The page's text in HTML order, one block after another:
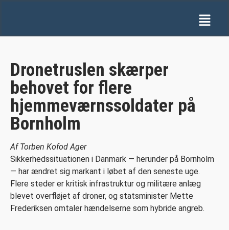
Dronetruslen skærper
behovet for flere
hjemmeværnssoldater på
Bornholm
Af Torben Kofod Ager
Sikkerhedssituationen i Danmark — herunder på Bornholm
— har ændret sig markant i løbet af den seneste uge.
Flere steder er kritisk infrastruktur og militære anlæg
blevet overfløjet af droner, og statsminister Mette
Frederiksen omtaler hændelserne som hybride angreb.